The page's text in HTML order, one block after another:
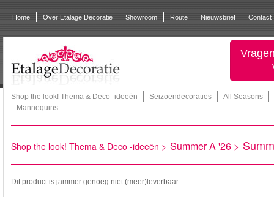
Home Over Etalage Decoratie Showroom Route Nieuwsbrief Contact
Shop the look! Thema & Deco -ideeën Seizoendecoraties
All Seasons
Mannequins
Shop the look! Thema & Deco -ideeën > Summer A '26 >
Dit product is jammer genoeg niet (meer)leverbaar.